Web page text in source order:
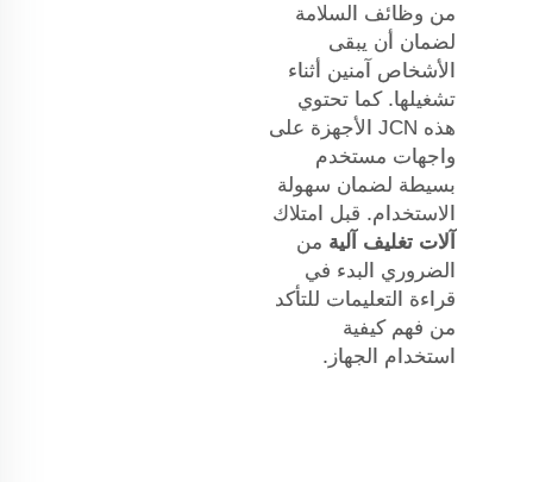
من وظائف السلامة
لضمان أن يبقى
الأشخاص آمنين أثناء
تشغيلها. كما تحتوي
هذه JCN
الأجهزة على
واجهات مستخدم
بسيطة لضمان سهولة
الاستخدام. قبل امتلاك
آلات تغليف آلية من
الضروري البدء في
قراءة التعليمات للتأكد
من فهم كيفية
استخدام الجهاز.